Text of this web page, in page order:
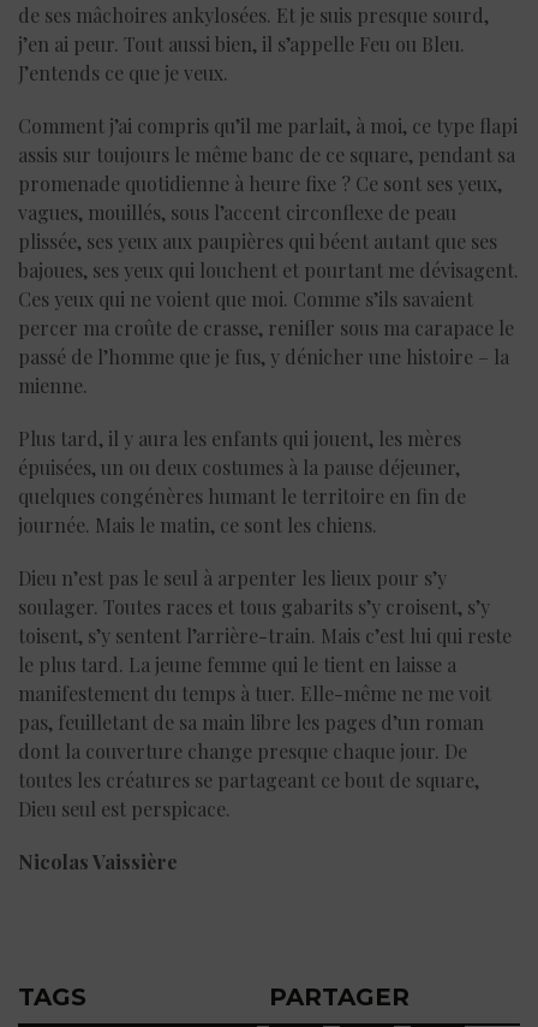
de ses mâchoires ankylosées. Et je suis presque sourd,
j’en ai peur. Tout aussi bien, il s’appelle Feu ou Bleu.
J’entends ce que je veux.
Comment j’ai compris qu’il me parlait, à moi, ce type flapi
assis sur toujours le même banc de ce square, pendant sa
promenade quotidienne à heure fixe ? Ce sont ses yeux,
vagues, mouillés, sous l’accent circonflexe de peau
plissée, ses yeux aux paupières qui béent autant que ses
bajoues, ses yeux qui louchent et pourtant me dévisagent.
Ces yeux qui ne voient que moi. Comme s’ils savaient
percer ma croûte de crasse, renifler sous ma carapace le
passé de l’homme que je fus, y dénicher une histoire – la
mienne.
Plus tard, il y aura les enfants qui jouent, les mères
épuisées, un ou deux costumes à la pause déjeuner,
quelques congénères humant le territoire en fin de
journée. Mais le matin, ce sont les chiens.
Dieu n’est pas le seul à arpenter les lieux pour s’y
soulager. Toutes races et tous gabarits s’y croisent, s’y
toisent, s’y sentent l’arrière-train. Mais c’est lui qui reste
le plus tard. La jeune femme qui le tient en laisse a
manifestement du temps à tuer. Elle-même ne me voit
pas, feuilletant de sa main libre les pages d’un roman
dont la couverture change presque chaque jour. De
toutes les créatures se partageant ce bout de square,
Dieu seul est perspicace.
Nicolas Vaissière
TAGS PARTAGER